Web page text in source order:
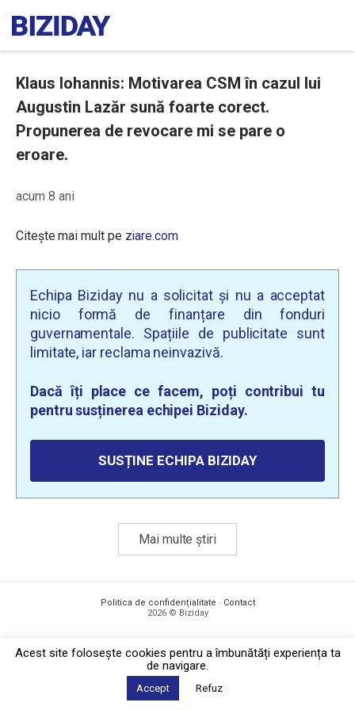
Klaus Iohannis: Motivarea CSM în cazul lui
Augustin Lazăr sună foarte corect.
Propunerea de revocare mi se pare o
eroare.
acum 8 ani
Citește mai mult pe ziare.com
Echipa Biziday nu a solicitat și nu a acceptat
nicio formă de finanțare din fonduri
guvernamentale. Spațiile de publicitate sunt
limitate, iar reclama neinvazivă.
Dacă îți place ce facem, poți contribui tu
pentru susținerea echipei Biziday.
SUSȚINE ECHIPA BIZIDAY
Mai multe știri
Politica de confidențialitate · Contact
2026 © Biziday
Acest site foloseşte cookies pentru a îmbunătăți experiența ta
de navigare.
Accept Refuz